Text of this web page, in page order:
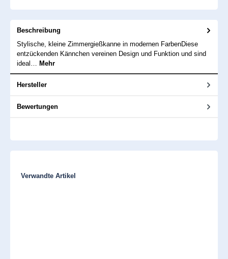
Beschreibung
Stylische, kleine Zimmergießkanne in modernen FarbenDiese
entzückenden Kännchen vereinen Design und Funktion und sind
ideal… Mehr
Hersteller
Bewertungen
Produktgalerie überspringen
Verwandte Artikel